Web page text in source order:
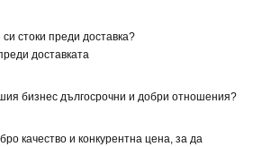
стоки преди доставка?
доставката
бизнес дългосрочни и добри отношения?
качество и конкурентна цена, за да